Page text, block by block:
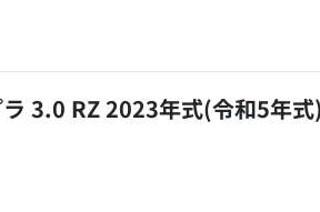
ラ 3.0 RZ 2023年式(令和5年